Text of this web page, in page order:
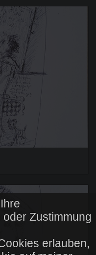
Zustimmung
erlauben,